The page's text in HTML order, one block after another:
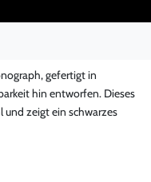
gefertigt in
hin entworfen. Dieses
zeigt ein schwarzes